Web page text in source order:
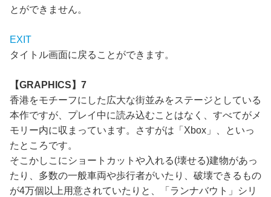
とができません。
EXIT
タイトル画面に戻ることができます。
【GRAPHICS】7
香港をモチーフにした広大な街並みをステージとしている
本作ですが、プレイ中に読み込むことはなく、すべてがメ
モリー内に収まっています。さすがは「Xbox」、といっ
たところです。
そこかしこにショートカットや入れる(壊せる)建物があっ
たり、多数の一般車両や歩行者がいたり、破壊できるもの
が4万個以上用意されていたりと、「ランナバウト」シリ